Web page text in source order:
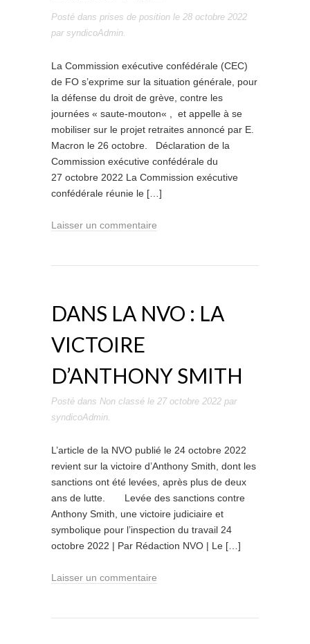
Posté dans prises de position le 28 octobre 2022
par syndicoAdmin.
La Commission exécutive confédérale (CEC)
de FO s’exprime sur la situation générale, pour
la défense du droit de grève, contre les
journées « saute-mouton« , et appelle à se
mobiliser sur le projet retraites annoncé par E.
Macron le 26 octobre. Déclaration de la
Commission exécutive confédérale du
27 octobre 2022 La Commission exécutive
confédérale réunie le […]
Laisser un commentaire
DANS LA NVO : LA
VICTOIRE
D’ANTHONY SMITH
Posté dans Non classé le 27 octobre 2022 par
syndicoAdmin.
L’article de la NVO publié le 24 octobre 2022
revient sur la victoire d’Anthony Smith, dont les
sanctions ont été levées, après plus de deux
ans de lutte. Levée des sanctions contre
Anthony Smith, une victoire judiciaire et
symbolique pour l’inspection du travail 24
octobre 2022 | Par Rédaction NVO | Le […]
Laisser un commentaire